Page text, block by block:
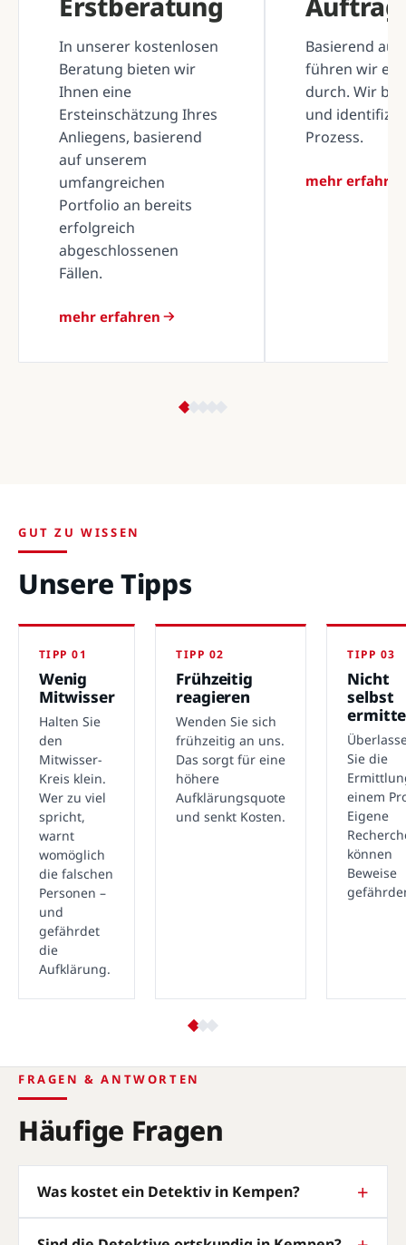
In unserer kostenlosen
Beratung bieten wir
Ihnen eine
Ersteinschätzung Ihres
Anliegens, basierend
auf unserem
umfangreichen
Portfolio an bereits
erfolgreich
abgeschlossenen
Fällen.
mehr erfahren
Basierend
führen wir
durch. Wir
und
Prozess.
mehr erfahren
GUT ZU WISSEN
Unsere Tipps
TIPP 01
Wenig
Mitwisser
Halten Sie
den
Mitwisser-
Kreis klein.
Wer zu viel
spricht,
warnt
womöglich
die falschen
Personen –
und
gefährdet
die
Aufklärung.
TIPP 02
Frühzeitig
reagieren
Wenden Sie sich
frühzeitig an uns.
Das sorgt für eine
höhere
Aufklärungsquote
und senkt Kosten.
TIPP 03
Nicht
selbst
Sie die
einem
Eigene
können
Beweise
FRAGEN & ANTWORTEN
Häufige Fragen
Was kostet ein Detektiv in Kempen?